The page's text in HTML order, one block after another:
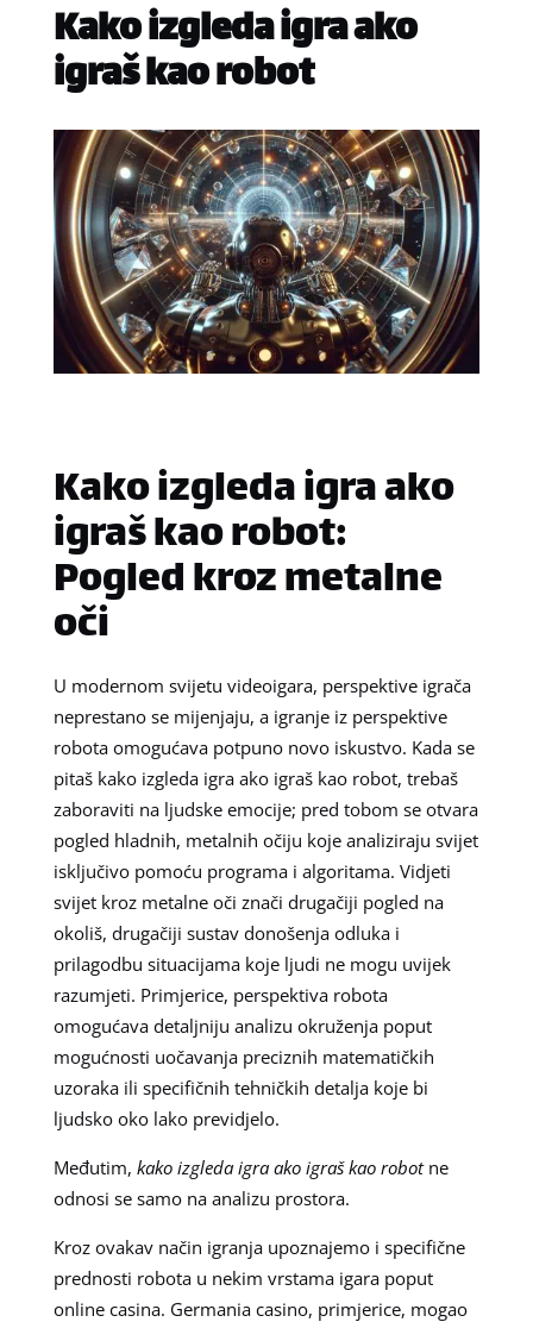
Kako izgleda igra ako
igraš kao robot
Kako izgleda igra ako
igraš kao robot:
Pogled kroz metalne
oči
U modernom svijetu videoigara, perspektive igrača
neprestano se mijenjaju, a igranje iz perspektive
robota omogućava potpuno novo iskustvo. Kada se
pitaš kako izgleda igra ako igraš kao robot, trebaš
zaboraviti na ljudske emocije; pred tobom se otvara
pogled hladnih, metalnih očiju koje analiziraju svijet
isključivo pomoću programa i algoritama. Vidjeti
svijet kroz metalne oči znači drugačiji pogled na
okoliš, drugačiji sustav donošenja odluka i
prilagodbu situacijama koje ljudi ne mogu uvijek
razumjeti. Primjerice, perspektiva robota
omogućava detaljniju analizu okruženja poput
mogućnosti uočavanja preciznih matematičkih
uzoraka ili specifičnih tehničkih detalja koje bi
ljudsko oko lako previdjelo.
Međutim, kako izgleda igra ako igraš kao robotne
odnosi se samo na analizu prostora.
Kroz ovakav način igranja upoznajemo i specifične
prednosti robota u nekim vrstama igara poput
online casina. Germania casino, primjerice, mogao